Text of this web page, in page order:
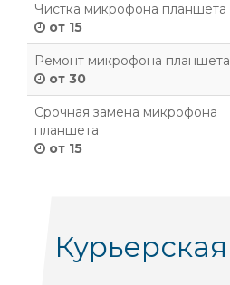
Чистка микрофона планшета
от 15
Ремонт микрофона планшета
от 30
Срочная замена микрофона
планшета
от 15
Курьерская